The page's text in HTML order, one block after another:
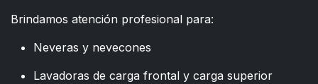
Brindamos atención profesional para:
Neveras y nevecones
Lavadoras de carga frontal y carga superior